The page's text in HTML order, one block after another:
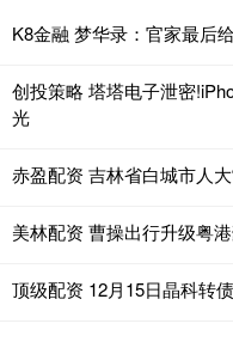
K8金融 梦华录：官家最后
创投策略 塔塔电子泄密
光
赤盈配资 吉林省白城市人
美林配资 曹操出行升级粤
顶级配资 12月15日晶科转